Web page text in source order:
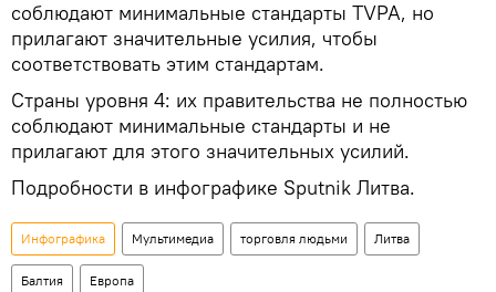
соблюдают минимальные стандарты TVPA, но
прилагают значительные усилия, чтобы
соответствовать этим стандартам.
Страны уровня 4: их правительства не полностью
соблюдают минимальные стандарты и не
прилагают для этого значительных усилий.
Подробности в инфографике Sputnik Литва.
Инфографика Мультимедиа торговля людьми Литва
Балтия Европа